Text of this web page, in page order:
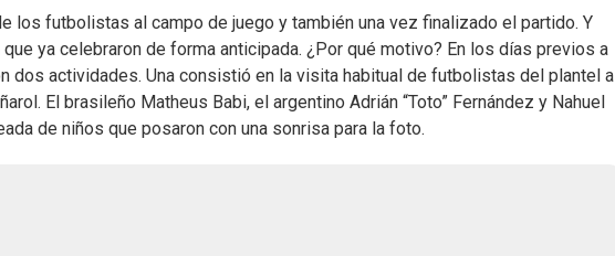
los futbolistas al campo de juego y también una vez finalizado el partido. Y
ya celebraron de forma anticipada. ¿Por qué motivo? En los días previos a
dos actividades. Una consistió en la visita habitual de futbolistas del plantel a
El brasileño Matheus Babi, el argentino Adrián “Toto” Fernández y Nahuel
de niños que posaron con una sonrisa para la foto.